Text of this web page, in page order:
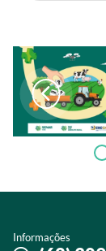
Informações